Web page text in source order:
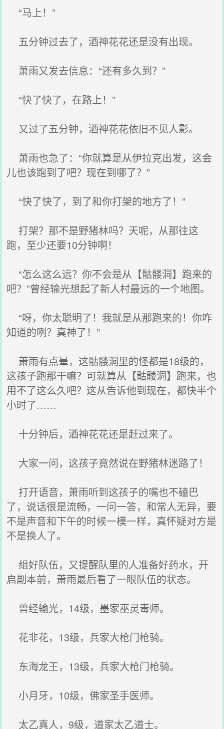
“马上！”
五分钟过去了，酒神花花还是没有出现。
萧雨又发去信息：“还有多久到？”
“快了快了，在路上！”
又过了五分钟，酒神花花依旧不见人影。
萧雨也急了：“你就算是从伊拉克出发，这会
儿也该跑到了吧？现在到哪了？”
“快了快了，到了和你打架的地方了！”
打架？那不是野猪林吗？天呢，从那往这
跑，至少还要10分钟啊！
“怎么这么远？你不会是从【骷髅洞】跑来的
吧？”曾经输光想起了新人村最远的一个地图。
“呀，你太聪明了！我就是从那跑来的！你咋
知道的咧？真神了！”
萧雨有点晕，这骷髅洞里的怪都是18级的，
这孩子跑那干嘛？可就算从【骷髅洞】跑来，也
用不了这么久吧？这从告诉他到现在，都快半个
小时了……
十分钟后，酒神花花还是赶过来了。
大家一问，这孩子竟然说在野猪林迷路了！
打开语音，萧雨听到这孩子的嘴也不磕巴
了，说话很是流畅，一问一答，和常人无异，要
不是声音和下午的时候一模一样，真怀疑对方是
不是换人了。
组好队伍，又提醒队里的人准备好药水，开
启副本前，萧雨最后看了一眼队伍的状态。
曾经输光，14级，墨家巫灵毒师。
花非花，13级，兵家大枪门枪骑。
东海龙王，13级，兵家大枪门枪骑。
小月牙，10级，佛家圣手医师。
太乙真人，9级，道家太乙道士。